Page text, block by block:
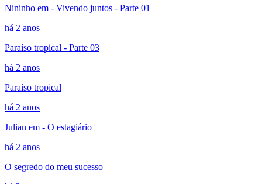
Nininho em - Vivendo juntos - Parte 01
há 2 anos
Paraíso tropical - Parte 03
há 2 anos
Paraíso tropical
há 2 anos
Julian em - O estagiário
há 2 anos
O segredo do meu sucesso